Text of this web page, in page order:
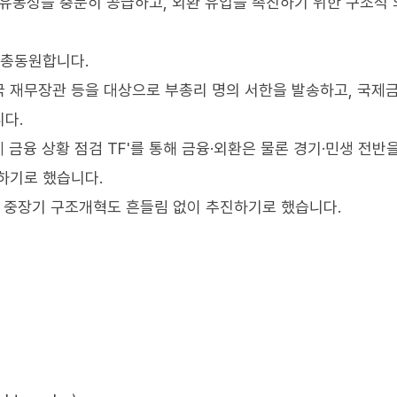
동원합니다.
무장관 등을 대상으로 부총리 명의 서한을 발송하고, 국제
다.
융 상황 점검 TF'를 통해 금융·외환은 물론 경기·민생 전반
기로 했습니다.
장기 구조개혁도 흔들림 없이 추진하기로 했습니다.